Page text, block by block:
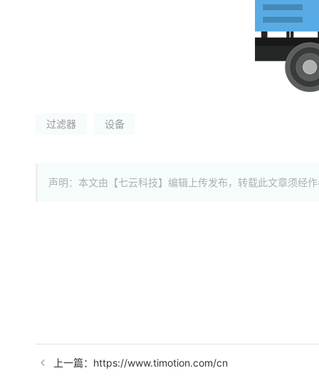
过滤器 设备
声明：本文由【七云科技】编辑上传发布，转载此文章须经
上一篇：https://www.timotion.com/cn